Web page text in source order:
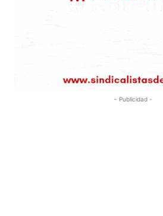
- Publicidad -